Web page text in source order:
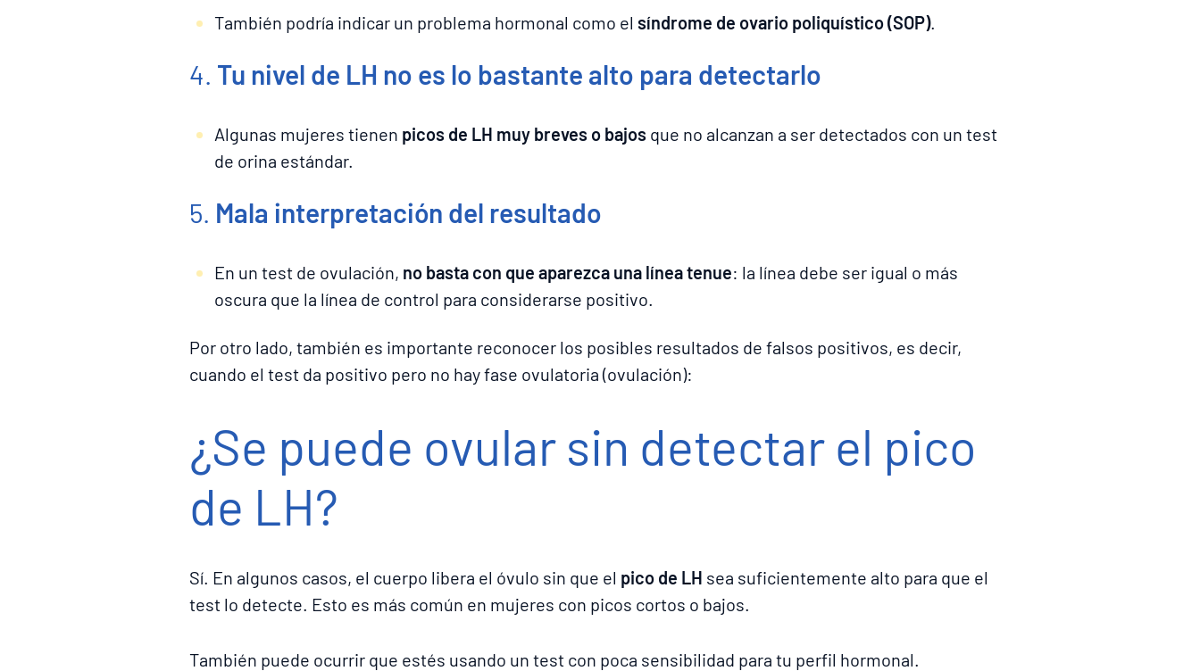
También podría indicar un problema hormonal como el síndrome de ovario poliquístico (SOP).
4. Tu nivel de LH no es lo bastante alto para detectarlo
Algunas mujeres tienen picos de LH muy breves o bajos que no alcanzan a ser detectados con un test
de orina estándar.
5. Mala interpretación del resultado
En un test de ovulación, no basta con que aparezca una línea tenue: la línea debe ser igual o más
oscura que la línea de control para considerarse positivo.
Por otro lado, también es importante reconocer los posibles resultados de falsos positivos, es decir,
cuando el test da positivo pero no hay fase ovulatoria (ovulación):
¿Se puede ovular sin detectar el pico
de LH?
Sí. En algunos casos, el cuerpo libera el óvulo sin que el pico de LH sea suficientemente alto para que el
test lo detecte. Esto es más común en mujeres con picos cortos o bajos.
También puede ocurrir que estés usando un test con poca sensibilidad para tu perfil hormonal.